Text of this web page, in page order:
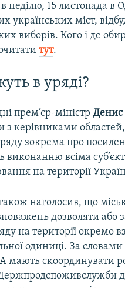
неділю, 15 листопада в
українських міст,
виборів. Кого і де
тут.
в уряді?
прем’єр-міністр
з керівниками областей,
зокрема про
виконанню всіма
на території
наголосив, що
дозволяти або
на території окремо
одиниці. За
мають скоординувати
Держпродспоживслужби